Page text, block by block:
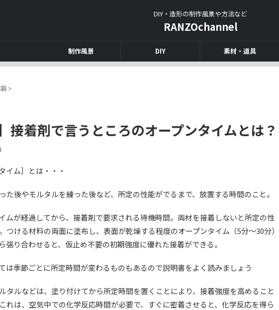
DIY・造形の制作風景や方法など
RANZOchannel
制作風景 DIY 素材・道具
>
】接着剤で言うところのオープンタイムとは？
イム］とは・・・
た後やモルタルを練った後など、所定の性能がでるまで、放置する時間のこと。
ムが経過してから、接着剤で要求される待機時間。両材を接着しないと所定の性
つける材料の両面に塗布し、表面が乾燥する程度のオープンタイム（5分～30分）
張り合わせると、仮止め不要の初期強度に優れた接着ができる。
は季節ごとに所定時間が変わるものもあるので説明書をよく読みましょう
タルなどは、塗り付けてから所定時間を置くことにより、接着強度を高めること
れは、空気中での化学反応時間が必要で、すぐに密着させると、化学反応を得ら